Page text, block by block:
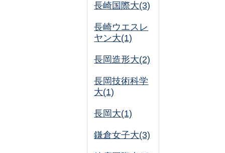
長崎国際大(3)
長崎ウエスレ
ヤン大(1)
長岡造形大(2)
長岡技術科学
大(1)
長岡大(1)
鎌倉女子大(3)